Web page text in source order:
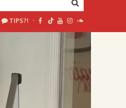
TIPS?! ·
uur 1 van 2
Volgend uur